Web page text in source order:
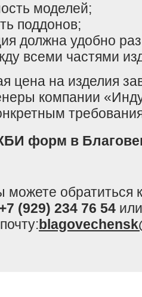
моделей;
поддонов;
должна удобно
всеми частями
цена на изделия
компании
форм в
можете
+7 (929) 234 76 54